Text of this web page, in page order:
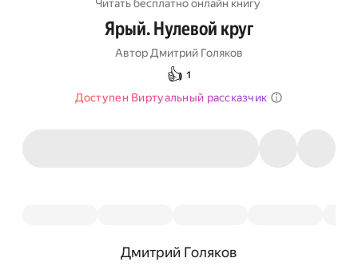
Читать бесплатно онлайн книгу
Ярый. Нулевой круг
Автор Дмитрий Голяков
👍 1
Доступен Виртуальный рассказчик
Дмитрий Голяков